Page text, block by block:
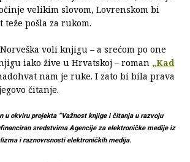
velikim slovom, Lovrenskom bi
pošla za rukom.
voli knjigu – a srećom po one
iako žive u Hrvatskoj – roman „Kad
nam je ruke. I zato bi bila prava
čitanje.
u okviru projekta “Važnost knjige i čitanja u razvoju
sredstvima Agencije za elektroničke medije iz
i raznovrsnosti elektroničkih medija.